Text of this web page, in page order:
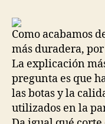
Como acabamos
más duradera,
La explicación
pregunta es que
las botas y la
utilizados en la